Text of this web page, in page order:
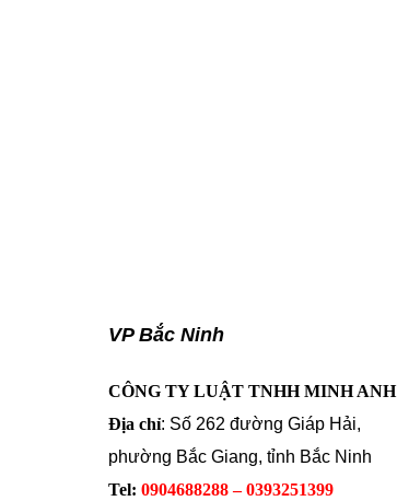
VP Bắc Ninh
CÔNG TY LUẬT TNHH MINH ANH
Địa chỉ: Số 262 đường Giáp Hải,
phường Bắc Giang, tỉnh Bắc Ninh
Tel: 0904688288 – 0393251399